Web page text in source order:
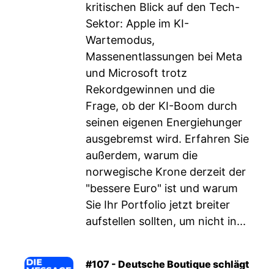
kritischen Blick auf den Tech-
Sektor: Apple im KI-
Wartemodus,
Massenentlassungen bei Meta
und Microsoft trotz
Rekordgewinnen und die
Frage, ob der KI-Boom durch
seinen eigenen Energiehunger
ausgebremst wird. Erfahren Sie
außerdem, warum die
norwegische Krone derzeit der
"bessere Euro" ist und warum
Sie Ihr Portfolio jetzt breiter
aufstellen sollten, um nicht in...
#107 - Deutsche Boutique schlägt